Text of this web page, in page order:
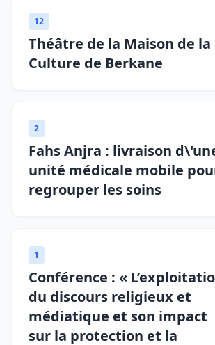
12
Théâtre de la Maison de la
Culture de Berkane
2
Fahs Anjra : livraison
unité médicale mobile
regrouper les soins
1
Conférence : «
du discours religieux et
médiatique et son impact
sur la protection et la